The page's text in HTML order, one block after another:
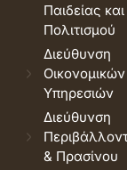
Παιδείας και
Πολιτισμού
Διεύθυνση
Οικονομικών
Υπηρεσιών
Διεύθυνση
& Πρασίνου